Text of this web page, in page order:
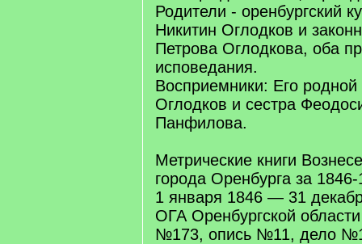
Родители - оренбургский
Никитин Оглодков и
Петрова Оглодкова, оба
исповедания.
Восприемники: Его
Оглодков и сестра
Панфилова.
Метрические книги
города Оренбурга за 1846-
1 января 1846 — 31
ОГА Оренбургской
№173, опись №11, дело